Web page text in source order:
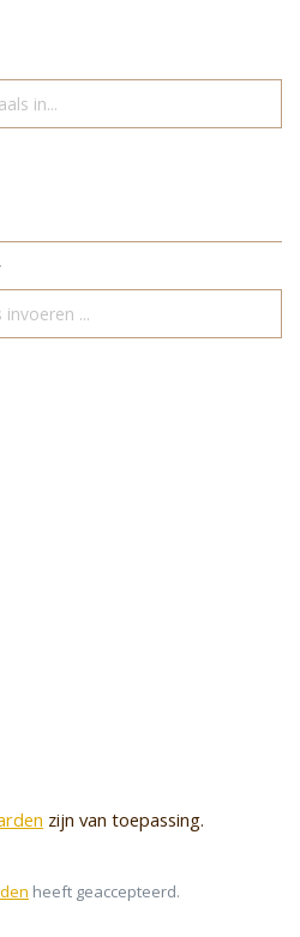
zijn van toepassing.
heeft geaccepteerd.